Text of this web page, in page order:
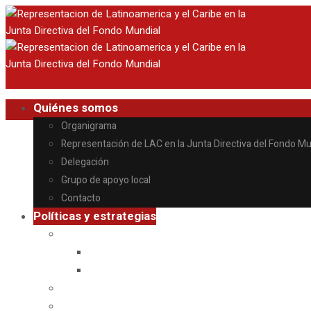
Quiénes somos
Organigrama
Representación de LAC en la Junta Directiva del Fondo
Delegación
Grupo de apoyo local
Contacto
Políticas y estrategias